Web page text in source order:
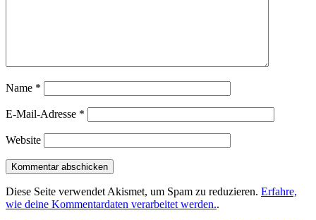
Name *
E-Mail-Adresse *
Website
Diese Seite verwendet Akismet, um Spam zu reduzieren. Erfahre,
wie deine Kommentardaten verarbeitet werden..